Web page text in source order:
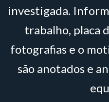
investigada.
trabalho, placa
fotografias e o
são anotados e